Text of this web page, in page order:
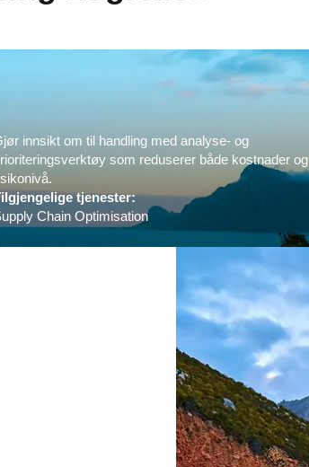
innsikt om til handling med analyse- og
som reduserer både kostnader og
tjenester:
Chain Optimisation